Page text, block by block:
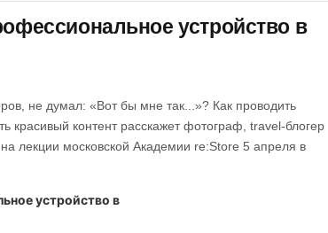
устройство в
не думал: «Вот бы мне так...»? Как проводить
красивый контент расскажет фотограф, travel-блогер
лекции московской Академии re:Store 5 апреля в